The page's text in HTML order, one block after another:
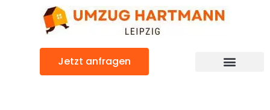
Jetzt anfragen